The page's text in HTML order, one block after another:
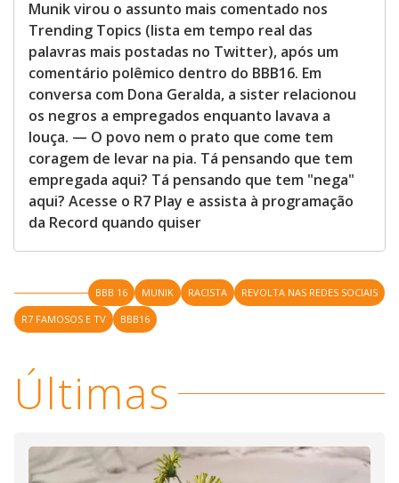
Munik virou o assunto mais comentado nos
Trending Topics (lista em tempo real das
palavras mais postadas no Twitter), após um
comentário polêmico dentro do BBB16. Em
conversa com Dona Geralda, a sister relacionou
os negros a empregados enquanto lavava a
louça. — O povo nem o prato que come tem
coragem de levar na pia. Tá pensando que tem
empregada aqui? Tá pensando que tem "nega"
aqui? Acesse o R7 Play e assista à programação
da Record quando quiser
BBB 16 MUNIK RACISTA
REVOLTA NAS REDES SOCIAIS
R7 FAMOSOS E TV
BBB16
Últimas